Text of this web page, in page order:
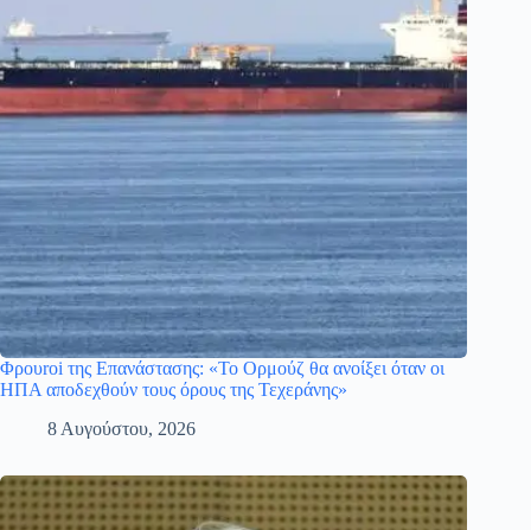
Φρουroi της Επανάστασης: «Το Ορμούζ θα ανοίξει όταν οι
ΗΠΑ αποδεχθούν τους όρους της Τεχεράνης»
8 Αυγούστου, 2026